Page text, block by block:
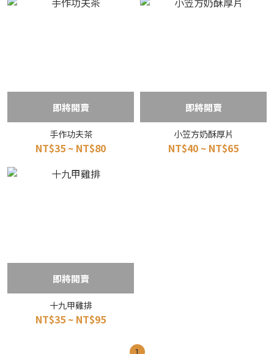
即將開賣
手作功夫茶
NT$35 ~ NT$80
即將開賣
小笠方奶酥厚片
NT$40 ~ NT$65
即將開賣
十九甲雞排
NT$35 ~ NT$95